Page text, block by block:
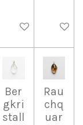
In den Warenkorb
In den
Ber
gkri
stall
Rau
chq
uar